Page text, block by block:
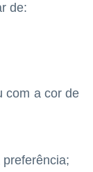
de:
com a cor de